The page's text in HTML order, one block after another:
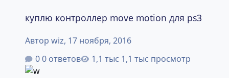
куплю контроллер move motion для ps3
Автор wiz, 17 ноября, 2016
0 ответов
1,1 тыс просмотр